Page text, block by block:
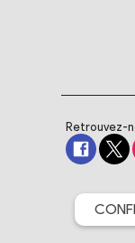
Retrouvez-